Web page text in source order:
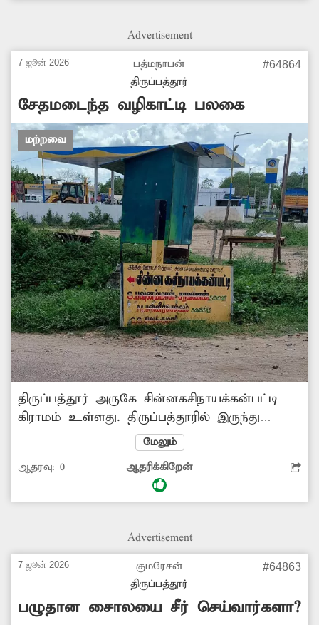
Advertisement
7 ஜூன் 2026
பத்மநாபன்
திருப்பத்தூர்
#64864
சேதமடைந்த வழிகாட்டி பலகை
மற்றவை
திருப்பத்தூர் அருகே சின்னகசிநாயக்கன்பட்டி
கிராமம் உள்ளது. திருப்பத்தூரில் இருந்து
கிருஷ்ணகிரி செல்லும் சாலையில்
சின்னகசிநாயக்கன்பட்டி கிராமத்துக்கு
செல்வதற்கான வழிகாட்டி பலகை
வைக்கப்பட்டுள்ளது. இந்தப் வழிகாட்டி பலகை
கிராமத்துக்கு புதிதாக வரும் நபர்கள்
கிராமத்துக்கு புதிய வழிகாட்டி பெயர் பலகை
வைக்க வேண்டும். -பத்மநாபன்,
சின்னகசிநாயக்கன்பட்டி.
மேலும்
ஆதரவு: 0 ஆதரிக்கிறேன்
Advertisement
7 ஜூன் 2026
குமரேசன்
திருப்பத்தூர்
#64863
பழுதான சாைலயை சீர் செய்வார்களா?